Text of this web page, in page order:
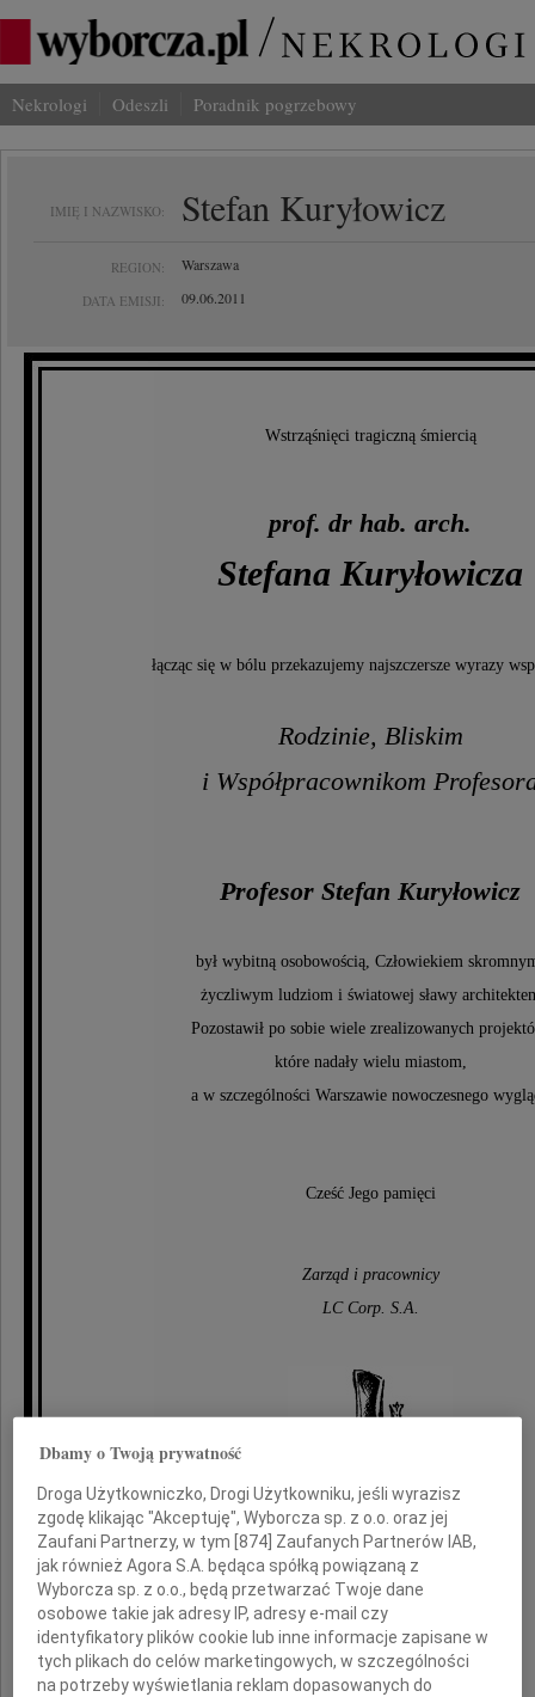
Nekrologi Odeszli Poradnik pogrzebowy
IMIĘ I NAZWISKO: Stefan Kuryłowicz
REGION: Warszawa
DATA EMISJI: 09.06.2011
Wstrząśnięci tragiczną śmiercią
prof. dr hab. arch.
Stefana Kuryłowicza
łącząc się w bólu przekazujemy najszczersze wyrazy
Rodzinie, Bliskim
i Współpracownikom
Profesor Stefan Kuryłowicz
był wybitną osobowością, Człowiekiem
życzliwym ludziom i światowej sławy
Pozostawił po sobie wiele zrealizowanych
które nadały wielu miastom,
a w szczególności Warszawie nowoczesnego
Cześć Jego pamięci
Zarząd i pracownicy
LC Corp. S.A.
Dbamy o Twoją prywatność
Droga Użytkowniczko, Drogi Użytkowniku, jeśli wyrazisz
zgodę klikając "Akceptuję", Wyborcza sp. z o.o. oraz jej
Zaufani Partnerzy, w tym [874] Zaufanych Partnerów IAB,
jak również Agora S.A. będąca spółką powiązaną z
Wyborcza sp. z o.o., będą przetwarzać Twoje dane
osobowe takie jak adresy IP, adresy e-mail czy
identyfikatory plików cookie lub inne informacje zapisane w
tych plikach do celów marketingowych, w szczególności
na potrzeby wyświetlania reklam dopasowanych do